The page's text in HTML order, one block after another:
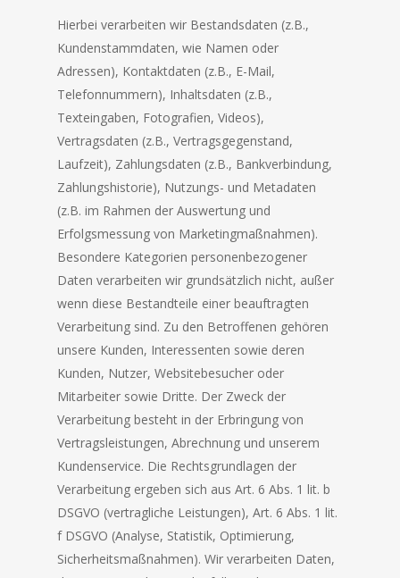
Hierbei verarbeiten wir Bestandsdaten (z.B.,
Kundenstammdaten, wie Namen oder
Adressen), Kontaktdaten (z.B., E-Mail,
Telefonnummern), Inhaltsdaten (z.B.,
Texteingaben, Fotografien, Videos),
Vertragsdaten (z.B., Vertragsgegenstand,
Laufzeit), Zahlungsdaten (z.B., Bankverbindung,
Zahlungshistorie), Nutzungs- und Metadaten
(z.B. im Rahmen der Auswertung und
Erfolgsmessung von Marketingmaßnahmen).
Besondere Kategorien personenbezogener
Daten verarbeiten wir grundsätzlich nicht, außer
wenn diese Bestandteile einer beauftragten
Verarbeitung sind. Zu den Betroffenen gehören
unsere Kunden, Interessenten sowie deren
Kunden, Nutzer, Websitebesucher oder
Mitarbeiter sowie Dritte. Der Zweck der
Verarbeitung besteht in der Erbringung von
Vertragsleistungen, Abrechnung und unserem
Kundenservice. Die Rechtsgrundlagen der
Verarbeitung ergeben sich aus Art. 6 Abs. 1 lit. b
DSGVO (vertragliche Leistungen), Art. 6 Abs. 1 lit.
f DSGVO (Analyse, Statistik, Optimierung,
Sicherheitsmaßnahmen). Wir verarbeiten Daten,